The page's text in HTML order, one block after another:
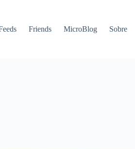
Friends MicroBlog Sobre